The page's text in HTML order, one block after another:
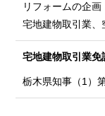
リフォームの企
宅地建物取引業、
宅地建物取引業免
栃木県知事（1）